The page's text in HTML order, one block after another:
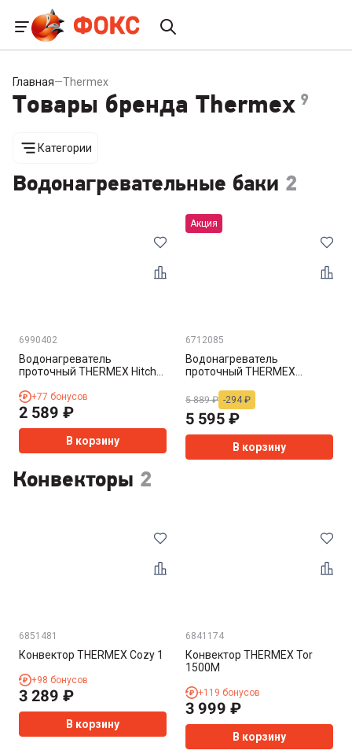
Главная—Thermex
Товары бренда Thermex 9
Категории
Водонагревательные баки 2
6990402
Водонагреватель
проточный THERMEX Hitch
+77 бонусов
2 589 ₽
В корзину
Акция
6712085
Водонагреватель
проточный THERMEX
5 889₽ -294₽
5 595 ₽
В корзину
Конвекторы 2
6851481
Конвектор THERMEX Cozy 1
+98 бонусов
3 289 ₽
В корзину
6841174
Конвектор THERMEX Tor
1500M
+119 бонусов
3 999 ₽
В корзину